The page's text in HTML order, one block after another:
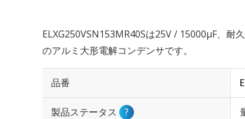
ELXG250VSN153MR40Sは25V / 15000µF、
のアルミ大形電解コンデンサです。
品番
製品ステータス ?